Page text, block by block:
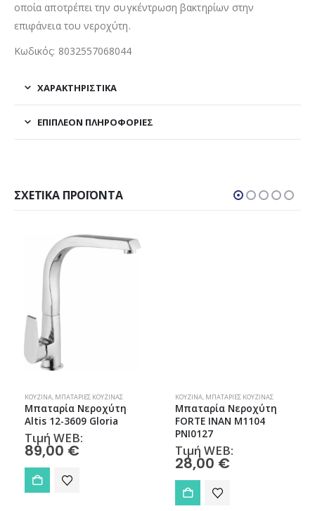
οποία αποτρέπει την συγκέντρωση βακτηρίων στην
επιφάνεια του νεροχύτη.
Κωδικός: 8032557068044
ΧΑΡΑΚΤΗΡΙΣΤΙΚΑ
ΕΠΙΠΛΈΟΝ ΠΛΗΡΟΦΟΡΊΕΣ
ΣΧΕΤΙΚΆ ΠΡΟΪΌΝΤΑ
ΚΟΥΖΊΝΑ, ΜΠΑΤΑΡΊΕΣ ΚΟΥΖΊΝΑΣ
Μπαταρία Νεροχύτη
Altis 12-3609 Gloria
Τιμή WEB:
89,00 €
ΚΟΥΖΊΝΑ, ΜΠΑΤΑΡΊΕΣ ΚΟΥΖΊΝΑΣ
Μπαταρία Νεροχύτη
FORTE INAN M1104
PNI0127
Τιμή WEB:
28,00 €